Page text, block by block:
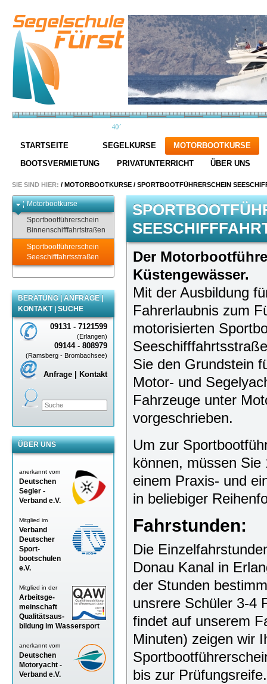
STARTSEITE SEGELKURSE MOTORBOOTKURSE
BOOTSVERMIETUNG PRIVATUNTERRICHT ÜBER UNS
SIE SIND HIER: / MOTORBOOTKURSE / SPORTBOOTFÜHRERSCHEIN
Motorbootkurse
Sportbootführerschein
Binnenschifffahrtstraßen
Sportbootführerschein
Seeschifffahrtsstraßen
BERATUNG | ANFRAGE |
KONTAKT | SUCHE
09131 - 7121599
(Erlangen)
09144 - 808979
(Ramsberg - Brombachsee)
Anfrage | Kontakt
ÜBER UNS
anerkannt vom
Deutschen
Segler -
Verband e.V.
Mitglied im
Verband
Deutscher
Sport-
bootschulen
e.V.
Mitglied in der
Arbeitsge-
meinschaft
Qualitätsaus-
bildung im Wassersport
anerkannt vom
Deutschen
Motoryacht -
Verband e.V.
Der
Küstengewässer.
Mit der Ausbildung
Fahrerlaubnis zum
motorisierten
Sie den Grundstein
Motor- und
Fahrzeuge unter
vorgeschrieben.
Um zur
können, müssen
einem Praxis- und
in beliebiger
Fahrstunden:
Die
Donau Kanal in
der Stunden
unsrere Schüler 3-4
findet auf unserem
Minuten) zeigen wir
bis zur Prüfungsreife.